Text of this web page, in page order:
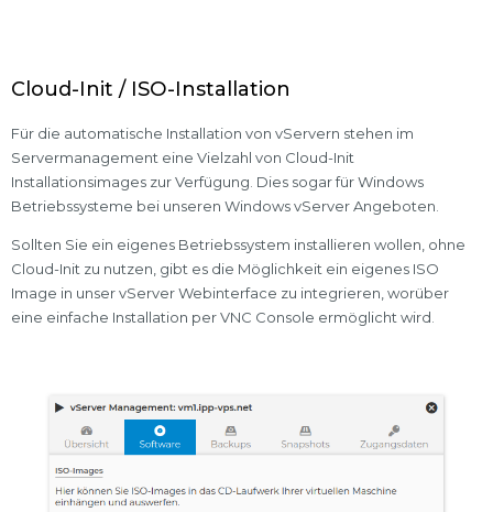
Cloud-Init / ISO-Installation
Für die automatische Installation von vServern stehen im
Servermanagement eine Vielzahl von Cloud-Init
Installationsimages zur Verfügung. Dies sogar für Windows
Betriebssysteme bei unseren Windows vServer Angeboten.
Sollten Sie ein eigenes Betriebssystem installieren wollen, ohne
Cloud-Init zu nutzen, gibt es die Möglichkeit ein eigenes ISO
Image in unser vServer Webinterface zu integrieren, worüber
eine einfache Installation per VNC Console ermöglicht wird.